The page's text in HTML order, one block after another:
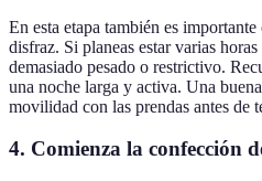
En esta etapa también es
disfraz. Si planeas estar varias
demasiado pesado o restrictivo.
una noche larga y activa. Una
movilidad con las prendas antes de
4. Comienza la confección